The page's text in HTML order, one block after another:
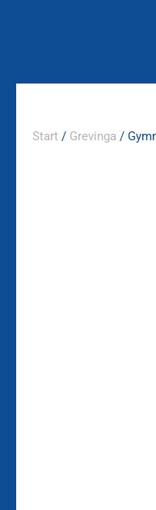
Start / Grevinga /